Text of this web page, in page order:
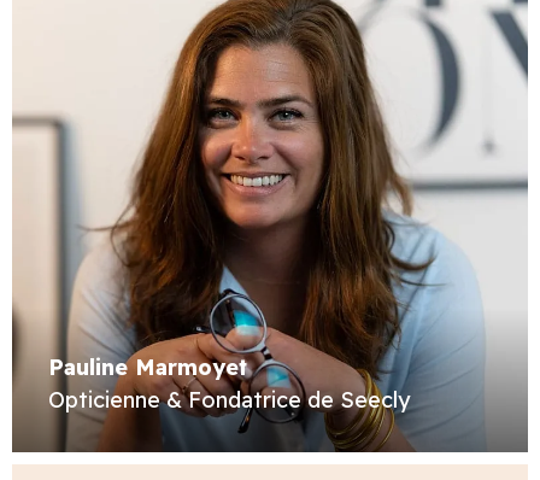
Pauline Marmoyet
Opticienne & Fondatrice de Seecly